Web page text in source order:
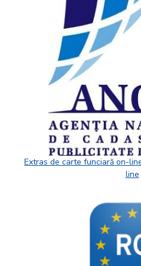
Extras de carte funciară on-
line